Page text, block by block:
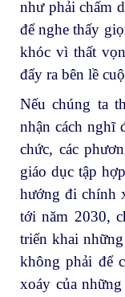
như phải chấm
để nghe thấy
khóc vì thất
đẩy ra bên lề
Nếu chúng ta
nhận cách nghĩ
chức, các
giáo dục tập
hướng đi chính
tới năm 2030,
triển khai
không phải để
xoáy của